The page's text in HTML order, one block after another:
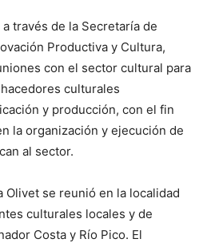
través de la Secretaría de
Productiva y Cultura,
con el sector cultural para
culturales
y producción, con el fin
la organización y ejecución de
al sector.
Olivet se reunió en la localidad
culturales locales y de
Costa y Río Pico. El